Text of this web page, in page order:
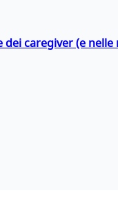
caregiver (e